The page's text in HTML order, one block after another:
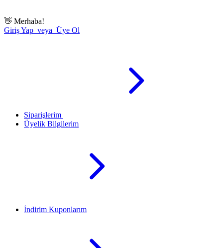
👋 Merhaba!
Giriş Yap veya Üye Ol
Siparişlerim
Üyelik Bilgilerim
İndirim Kuponlarım